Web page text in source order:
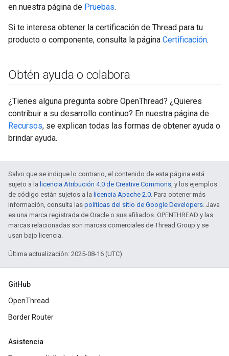
en nuestra página de Pruebas.
Si te interesa obtener la certificación de Thread para tu
producto o componente, consulta la página Certificación.
Obtén ayuda o colabora
¿Tienes alguna pregunta sobre OpenThread? ¿Quieres
contribuir a su desarrollo continuo? En nuestra página de
Recursos, se explican todas las formas de obtener ayuda o
brindar ayuda.
Salvo que se indique lo contrario, el contenido de esta página está
sujeto a la licencia Atribución 4.0 de Creative Commons, y los ejemplos
de código están sujetos a la licencia Apache 2.0. Para obtener más
información, consulta las políticas del sitio de Google Developers. Java
es una marca registrada de Oracle o sus afiliados. OPENTHREAD y las
marcas relacionadas son marcas comerciales de Thread Group y se
usan bajo licencia.
Última actualización: 2025-08-16 (UTC)
GitHub
OpenThread
Border Router
Asistencia